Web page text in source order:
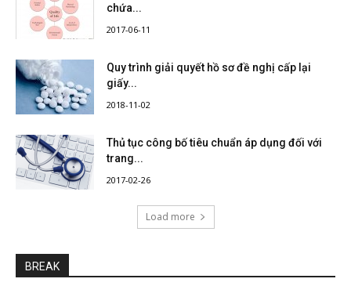
chứa...
2017-06-11
Quy trình giải quyết hồ sơ đề nghị cấp lại
giấy...
2018-11-02
Thủ tục công bố tiêu chuẩn áp dụng đối với
trang...
2017-02-26
Load more
BREAK